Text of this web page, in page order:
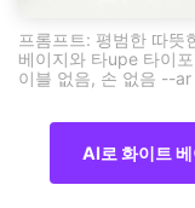
프롬프트: 평범한 따뜻
베이지와 타upe 타이
이블 없음, 손 없음 --
AI로 화이트